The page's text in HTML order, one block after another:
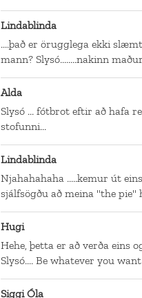
Lindablinda
....það er örugglega ekki
mann? Slysó........nakinn
Alda
Slysó ... fótbrot eftir að hafa
stofunni...
Lindablinda
Njahahahaha .....kemur út
sjálfsögðu að meina "the pie"
Hugi
Hehe, þetta er að verða eins
Slysó.... Be whatever you
Siggi Óla